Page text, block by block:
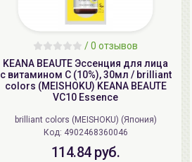
/0 отзывов
KEANA BEAUTE Эссенция для лица
с витамином С (10%), 30мл / brilliant
colors (MEISHOKU) KEANA BEAUTE
VC10 Essence
brilliant colors (MEISHOKU) (Япония)
Код: 4902468360046
114.84 руб.